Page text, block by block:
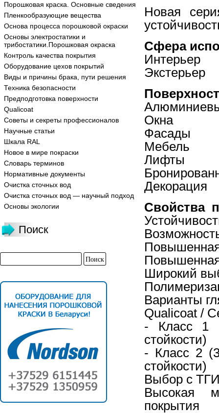
Порошковая краска. Основные сведения
Пленкообразующие вещества
Основа процесса порошковой окраски
Основы электростатики и
трибостатики.Порошковая окраска
Контроль качества покрытия
Оборудование цехов покрытий
Виды и причины брака, пути решения
Техника безопасности
Предподготовка поверхности
Qualicoat
Советы и секреты профессионалов
Научные статьи
Шкала RAL
Новое в мире покраски
Словарь терминов
Нормативные документы
Очистка сточных вод
Очистка сточных вод — научный подход
Основы экологии
Поиск
Новая
Сфера
Интерьер
Экстерьер
Окна
Фасады
Мебель
Лифты
Декорация
Свойства
Повышенная
Широкий
Варианты
Qualicoat /
- Класс 1
стойкости)
- Класс 2
стойкости)
Выбор с
Высокая
покрытия